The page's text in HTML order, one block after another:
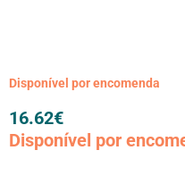
Disponível por encomenda
16.62€
Disponível por